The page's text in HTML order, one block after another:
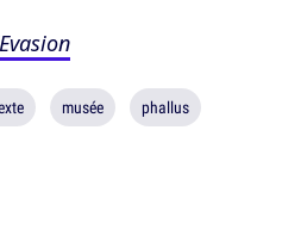
musée phallus